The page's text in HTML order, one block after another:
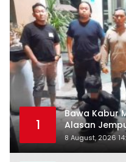
1
Bawa Kabur
Alasan
Ditangkap
8 August, 2026